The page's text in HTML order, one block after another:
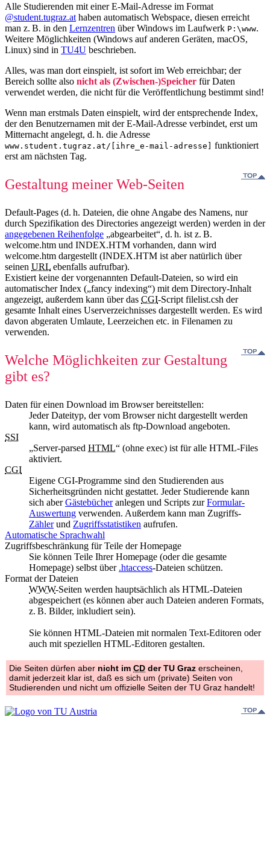
Alle Studierenden mit einer E-Mail-Adresse im Format
@student.tugraz.at haben automatisch Webspace, diesen erreicht
man z. B. in den Lernzentren über Windows im Laufwerk P:\www.
Weitere Möglichkeiten (Windows auf anderen Geräten, macOS,
Linux) sind in TU4U beschrieben.
Alles, was man dort einspielt, ist sofort im Web erreichbar; der
Bereich sollte also nicht als (Zwischen-)Speicher für Daten
verwendet werden, die nicht für die Veröffentlichung bestimmt sind!
Wenn man erstmals Daten einspielt, wird der entsprechende Index,
der den Benutzernamen mit der E-Mail-Adresse verbindet, erst um
Mitternacht angelegt, d. h. die Adresse
www.student.tugraz.at/[ihre_e-mail-adresse] funktioniert
erst am nächsten Tag.
Gestaltung meiner Web-Seiten
Default-Pages (d. h. Dateien, die ohne Angabe des Namens, nur
durch Spezifikation des Directories angezeigt werden) werden in der
angegebenen Reihenfolge „abgearbeitet“, d. h. ist z. B.
welcome.htm und INDEX.HTM vorhanden, dann wird
welcome.htm dargestellt (INDEX.HTM ist aber natürlich über
seinen URL ebenfalls aufrufbar).
Existiert keine der vorgenannten Default-Dateien, so wird ein
automatischer Index („fancy indexing“) mit dem Directory-Inhalt
angezeigt, außerdem kann über das CGI-Script filelist.csh der
gesamte Inhalt eines Userverzeichnisses dargestellt werden. Es wird
davon abgeraten Umlaute, Leerzeichen etc. in Filenamen zu
verwenden.
Welche Möglichkeiten zur Gestaltung
gibt es?
Daten für einen Download im Browser bereitstellen:
Jeder Dateityp, der vom Browser nicht dargestellt werden
kann, wird automatisch als ftp-Download angeboten.
SSI
„Server-parsed HTML“ (ohne exec) ist für alle HTML-Files
aktiviert.
CGI
Eigene CGI-Programme sind den Studierenden aus
Sicherheitsgründen nicht gestattet. Jeder Studierende kann
sich aberGästebücheranlegen und Scripts zurFormular-
Auswertung verwenden. Außerdem kann man Zugriffs-
Zählerund Zugriffsstatistiken aufrufen.
Automatische Sprachwahl
Zugriffsbeschränkung für Teile der Homepage
Sie können Teile Ihrer Homepage (oder die gesamte
Homepage) selbst über .htaccess-Dateien schützen.
Format der Dateien
WWW-Seiten werden hauptsächlich als HTML-Dateien
abgespeichert (es können aber auch Dateien anderen Formats,
z. B. Bilder, inkludiert sein).
Sie können HTML-Dateien mit normalen Text-Editoren oder
auch mit speziellen HTML-Editoren gestalten.
Die Seiten dürfen aber nicht im CD der TU Graz erscheinen,
damit jederzeit klar ist, daß es sich um (private) Seiten von
Studierenden und nicht um offizielle Seiten der TU Graz handelt!